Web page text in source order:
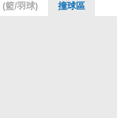
籃/羽球) 撞球區